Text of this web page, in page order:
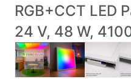
RGB+CCT LED
24 V, 48 W,